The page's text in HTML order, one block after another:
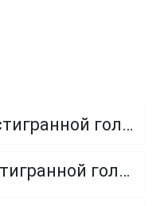
Болт с шестигранной головкой, полная резьба, класс прочности 8.8
Болт с шестигранной головкой, полная резьба, класс прочности 4.8 и 5.8